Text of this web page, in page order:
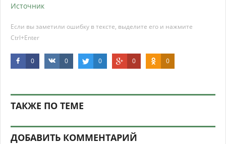
Источник
Если вы заметили ошибку в тексте, выделите его и нажмите
Ctrl+Enter
0 0 0 0 0
ТАКЖЕ ПО ТЕМЕ
ДОБАВИТЬ КОММЕНТАРИЙ